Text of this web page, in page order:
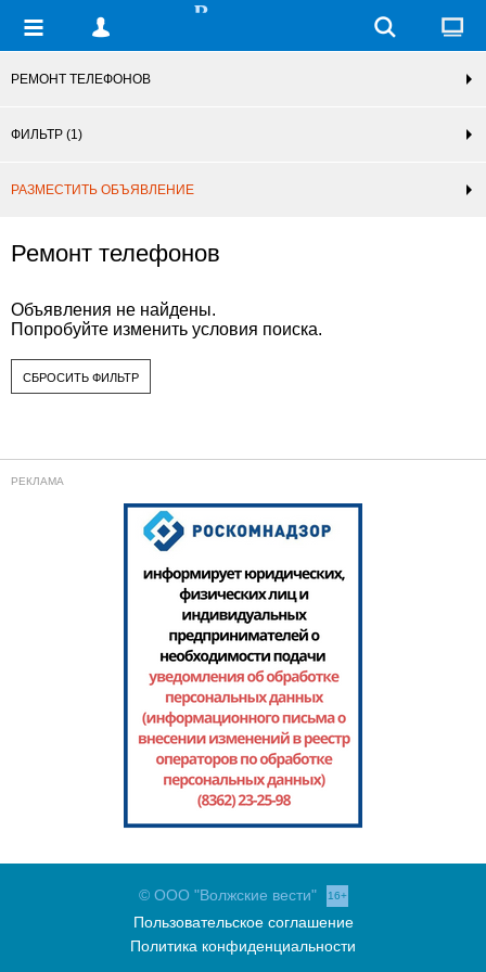
РЕМОНТ ТЕЛЕФОНОВ
ФИЛЬТР (1)
РАЗМЕСТИТЬ ОБЪЯВЛЕНИЕ
Ремонт телефонов
Объявления не найдены.
Попробуйте изменить условия поиска.
СБРОСИТЬ ФИЛЬТР
© ООО "Волжские вести" 16+
Пользовательское соглашение
Политика конфиденциальности